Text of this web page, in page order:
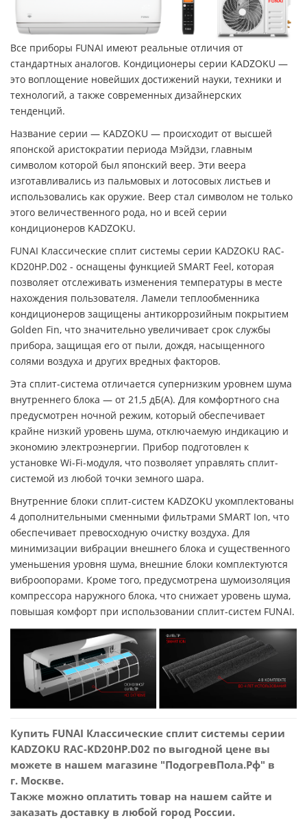
Все приборы FUNAI имеют реальные отличия от
стандартных аналогов. Кондиционеры серии KADZOKU —
это воплощение новейших достижений науки, техники и
технологий, а также современных дизайнерских
тенденций.
Название серии — KADZOKU — происходит от высшей
японской аристократии периода Мэйдзи, главным
символом которой был японский веер. Эти веера
изготавливались из пальмовых и лотосовых листьев и
использовались как оружие. Веер стал символом не только
этого величественного рода, но и всей серии
кондиционеров KADZOKU.
FUNAI Классические сплит системы серии KADZOKU RAC-
KD20HP.D02 - оснащены функцией SMART Feel, которая
позволяет отслеживать изменения температуры в месте
нахождения пользователя. Ламели теплообменника
кондиционеров защищены антикоррозийным покрытием
Golden Fin, что значительно увеличивает срок службы
прибора, защищая его от пыли, дождя, насыщенного
солями воздуха и других вредных факторов.
Эта сплит-система отличается супернизким уровнем шума
внутреннего блока — от 21,5 дБ(А). Для комфортного сна
предусмотрен ночной режим, который обеспечивает
крайне низкий уровень шума, отключаемую индикацию и
экономию электроэнергии. Прибор подготовлен к
установке Wi-Fi-модуля, что позволяет управлять сплит-
системой из любой точки земного шара.
Внутренние блоки сплит-систем KADZOKU укомплектованы
4 дополнительными сменными фильтрами SMART Ion, что
обеспечивает превосходную очистку воздуха. Для
минимизации вибрации внешнего блока и существенного
уменьшения уровня шума, внешние блоки комплектуются
виброопорами. Кроме того, предусмотрена шумоизоляция
компрессора наружного блока, что снижает уровень шума,
повышая комфорт при использовании сплит-систем FUNAI.
Купить FUNAI Классические сплит системы серии
KADZOKU RAC-KD20HP.D02 по выгодной цене вы
можете в нашем магазине "ПодогревПола.Рф" в
г. Москве.
Также можно оплатить товар на нашем сайте и
заказать доставку в любой город России.